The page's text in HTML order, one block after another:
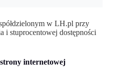
w LH.pl przy
i stuprocentowej dostępności
internetowej